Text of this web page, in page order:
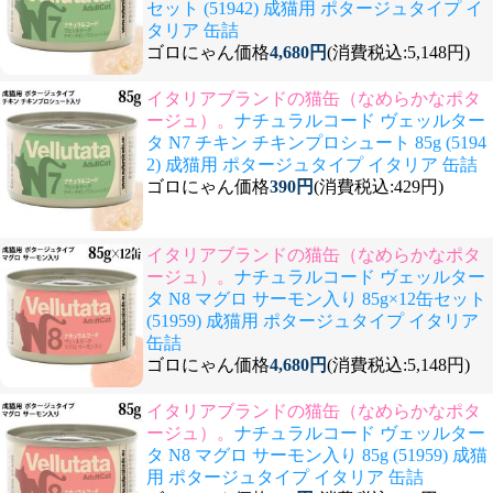
セット (51942) 成猫用 ポタージュタイプ イ
タリア 缶詰
ゴロにゃん価格4,680円(消費税込:5,148円)
イタリアブランドの猫缶（なめらかなポタ
ージュ）。 ナチュラルコード ヴェッルター
タ N7 チキン チキンプロシュート 85g (5194
2) 成猫用 ポタージュタイプ イタリア 缶詰
ゴロにゃん価格390円(消費税込:429円)
イタリアブランドの猫缶（なめらかなポタ
ージュ）。 ナチュラルコード ヴェッルター
タ N8 マグロ サーモン入り 85g×12缶セット
(51959) 成猫用 ポタージュタイプ イタリア
缶詰
ゴロにゃん価格4,680円(消費税込:5,148円)
イタリアブランドの猫缶（なめらかなポタ
ージュ）。 ナチュラルコード ヴェッルター
タ N8 マグロ サーモン入り 85g (51959) 成猫
用 ポタージュタイプ イタリア 缶詰